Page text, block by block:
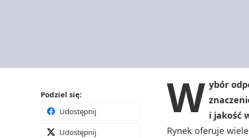
Podziel się:
Udostępnij
Udostępnij
W ybór
i jakość
Rynek oferuje